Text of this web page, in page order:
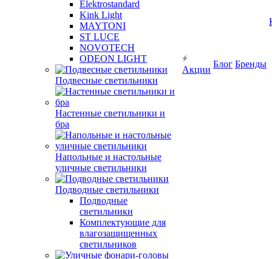
Elektrostandard
Kink Light
MAYTONI
ST LUCE
NOVOTECH
ODEON LIGHT
Подвесные светильники
Настенные светильники и
бра
Напольные и настольные
уличные светильники
Подводные светильники
Подводные
светильники
Комплектующие для
влагозащищенных
светильников
Акции
Блог Бренды